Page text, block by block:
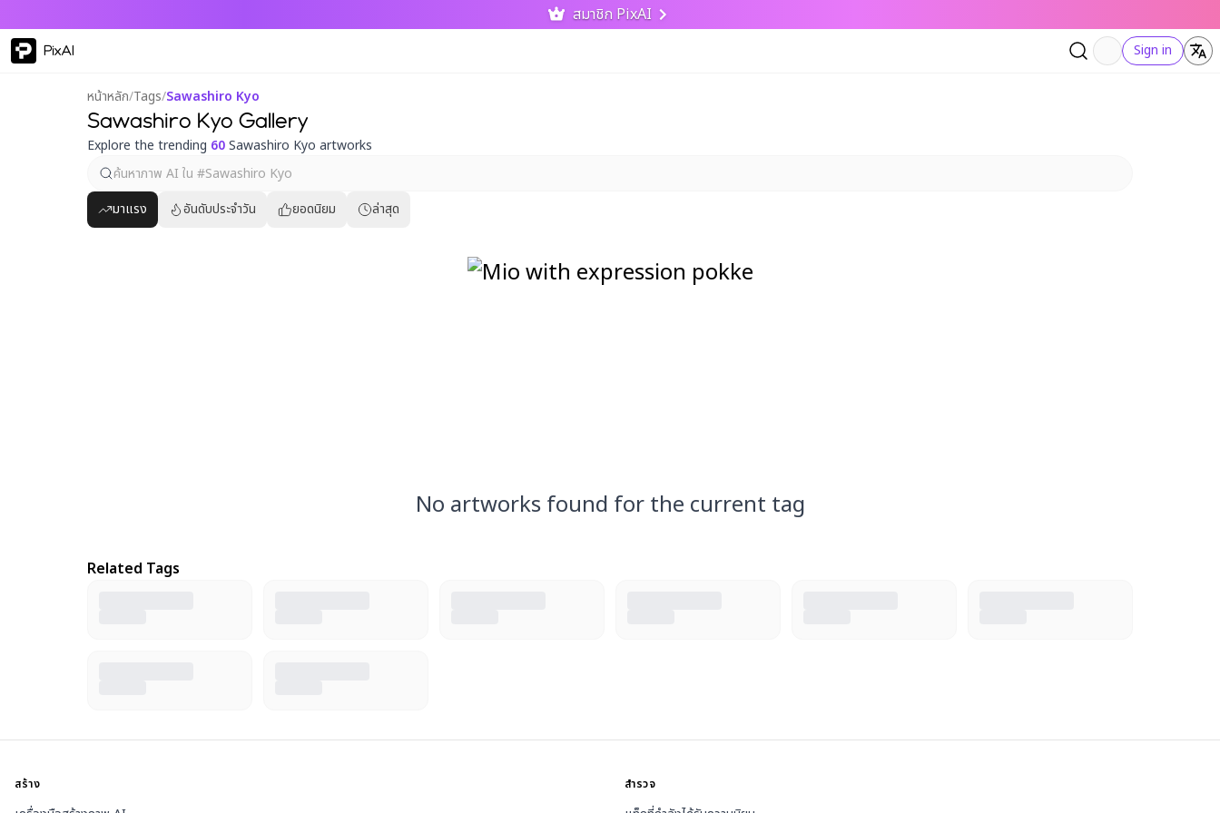
สมาชิก PixAI
PixAI Sign in
หน้าหลัก/Tags/Sawashiro Kyo
Sawashiro Kyo Gallery
Explore the trending 60Sawashiro Kyo artworks
มาแรง อันดับประจำวัน ยอดนิยม ล่าสุด
No artworks found for the current tag
Related Tags
สร้าง สำรวจ